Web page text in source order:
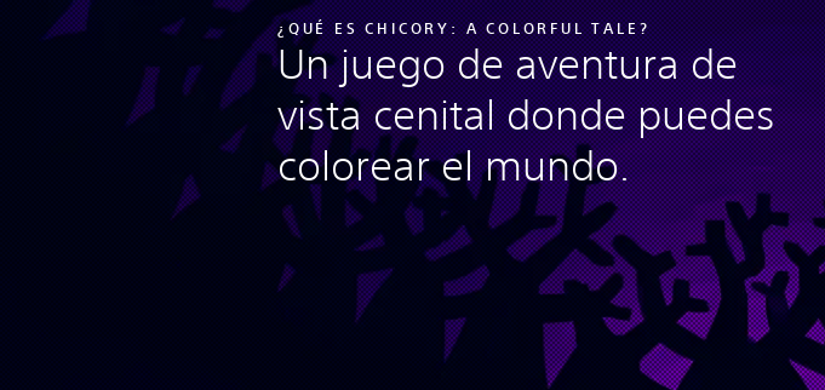
¿QUÉ ES CHICORY: A COLORFUL TALE?
Un juego de aventura de
vista cenital donde puedes
colorear el mundo.